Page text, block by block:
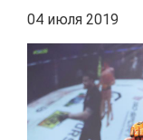
04 июля 2019